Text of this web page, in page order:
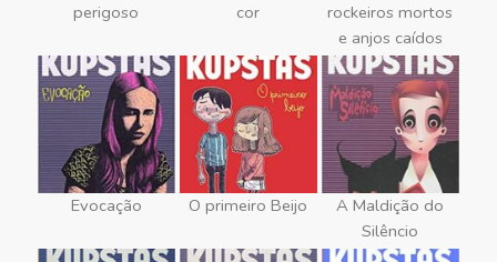
perigoso
cor
rockeiros mortos
e anjos caídos
Evocação O primeiro Beijo
A Maldição do
Silêncio